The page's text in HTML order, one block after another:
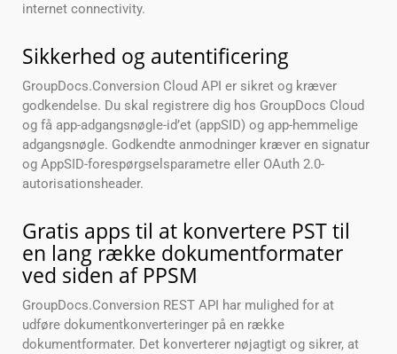
internet connectivity.
Sikkerhed og autentificering
GroupDocs.Conversion Cloud API er sikret og kræver
godkendelse. Du skal registrere dig hos GroupDocs Cloud
og få app-adgangsnøgle-id’et (appSID) og app-hemmelige
adgangsnøgle. Godkendte anmodninger kræver en signatur
og AppSID-forespørgselsparametre eller OAuth 2.0-
autorisationsheader.
Gratis apps til at konvertere PST til
en lang række dokumentformater
ved siden af PPSM
GroupDocs.Conversion REST API har mulighed for at
udføre dokumentkonverteringer på en række
dokumentformater. Det konverterer nøjagtigt og sikrer, at